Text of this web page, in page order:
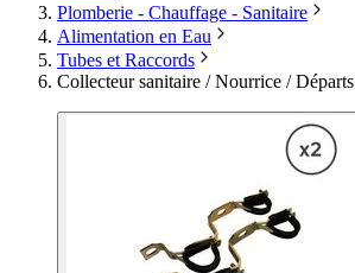
Plomberie - Chauffage - Sanitaire
Alimentation en Eau
Tubes et Raccords
Collecteur sanitaire / Nourrice / Départs